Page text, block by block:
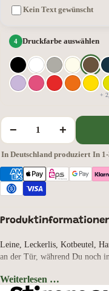
Kein Text gewünscht
Druckfarbe auswählen
+
− +
In Deutschland produziert In
Leine, Leckerlis, Kotbeutel,
an der Tür, während Du noch
Diese Canvas Messenger Bag
Reißverschluss, zwei
Weiterlesen …